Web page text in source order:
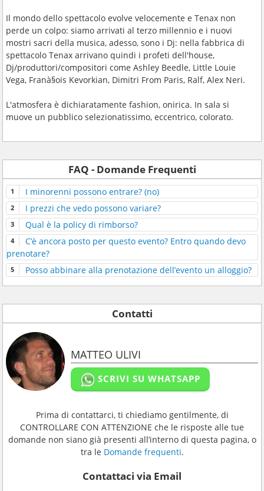
Il mondo dello spettacolo evolve velocemente e Tenax non
perde un colpo: siamo arrivati al terzo millennio e i nuovi
mostri sacri della musica, adesso, sono i Dj: nella fabbrica di
spettacolo Tenax arrivano quindi i profeti dell'house,
Dj/produttori/compositori come Ashley Beedle, Little Louie
Vega, Franà§ois Kevorkian, Dimitri From Paris, Ralf, Alex Neri.
L'atmosfera è dichiaratamente fashion, onirica. In sala si
muove un pubblico selezionatissimo, eccentrico, colorato.
FAQ - Domande Frequenti
I minorenni possono entrare? (no)
I prezzi che vedo possono variare?
Qual è la policy di rimborso?
C’è ancora posto per questo evento? Entro quando devo
prenotare?
Posso abbinare alla prenotazione dell’evento un alloggio?
Contatti
MATTEO ULIVI
SCRIVI SU WHATSAPP
Prima di contattarci, ti chiediamo gentilmente, di
CONTROLLARE CON ATTENZIONE che le risposte alle tue
domande non siano già presenti all’interno di questa pagina, o
tra le Domande frequenti.
Contattaci via Email